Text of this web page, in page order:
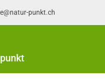
punkt.ch